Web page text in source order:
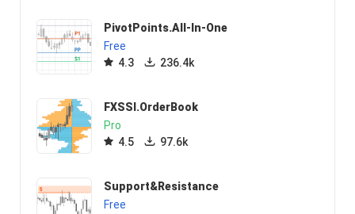
PivotPoints.All-In-One
Free
4.3
236.4k
FXSSI.OrderBook
Pro
4.5
97.6k
Support&Resistance
Free